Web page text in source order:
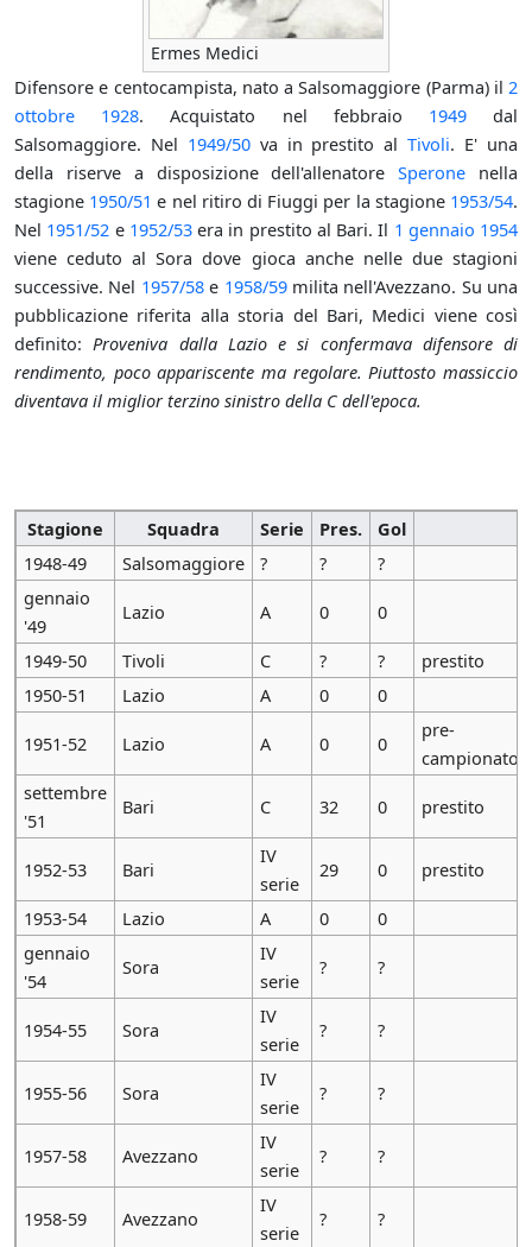
Ermes Medici
Difensore e centocampista, nato a Salsomaggiore (Parma) il 2
ottobre
1928. Acquistato nel febbraio 1949dal
Salsomaggiore. Nel 1949/50va in prestito alTivoli. E' una
della riserve a disposizione dell'allenatoreSperone nella
stagione 1950/51 e nel ritiro di Fiuggi per la stagione 1953/54.
Nel 1951/52 e 1952/53era in prestito al Bari. Il 1 gennaio 1954
viene ceduto al Sora dove gioca anche nelle due stagioni
successive. Nel 1957/58e 1958/59milita nell'Avezzano. Su una
pubblicazione riferita alla storia del Bari, Medici viene così
definito:Proveniva dalla Lazio e si confermava difensore di
rendimento, poco appariscente ma regolare. Piuttosto massiccio
diventava il miglior terzino sinistro della C dell'epoca.
Stagione Squadra Serie Pres.
Gol
1948-49
Salsomaggiore ? ?
?
gennaio
'49
Lazio A 0 0
1949-50 Tivoli C ? ?
prestito
1950-51
Lazio A 0 0
1951-52 Lazio A 0 0
pre-
campionato
settembre
'51
Bari C 32 0 prestito
1952-53 Bari
IV
serie
29 0 prestito
1953-54 Lazio A 0
0
gennaio
'54
Sora
IV
serie
? ?
1954-55 Sora
IV
serie
? ?
1955-56 Sora
IV
serie
? ?
1957-58 Avezzano
IV
serie
? ?
1958-59 Avezzano
IV
serie
? ?